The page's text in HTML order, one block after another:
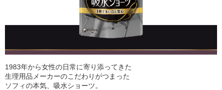
1983年から女性の日常に寄り添ってきた
生理用品メーカーのこだわりがつまった
ソフィの本気、吸水ショーツ。